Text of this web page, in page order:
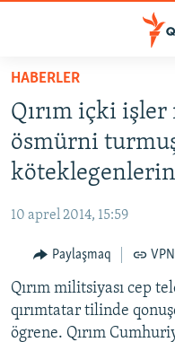
Esas
qaytmaq
Baş
navigatsiyağa
qaytmaq
Qıdıruvğa
qaytmaq
SİYASET
İQTİSADİYAT
MEDENİYET
İNSAN AQLARI
VİDEO
SÜRET
HABERLER
Qırım içki
ösmürni
10 aprel 2014, 15:59
Paylaşmaq
Qırım militsiyası cep
qırımtatar tilinde
ögrene. Qırım